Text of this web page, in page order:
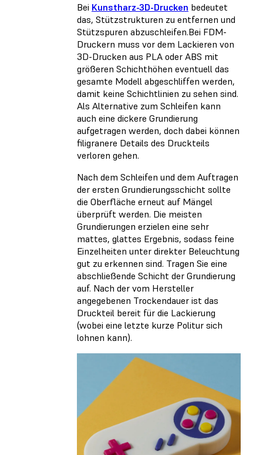
Bei Kunstharz-3D-Drucken bedeutet
das, Stützstrukturen zu entfernen und
Stützspuren abzuschleifen.Bei FDM-
Druckern muss vor dem Lackieren von
3D-Drucken aus PLA oder ABS mit
größeren Schichthöhen eventuell das
gesamte Modell abgeschliffen werden,
damit keine Schichtlinien zu sehen sind.
Als Alternative zum Schleifen kann
auch eine dickere Grundierung
aufgetragen werden, doch dabei können
filigranere Details des Druckteils
verloren gehen.
Nach dem Schleifen und dem Auftragen
der ersten Grundierungsschicht sollte
die Oberfläche erneut auf Mängel
überprüft werden. Die meisten
Grundierungen erzielen eine sehr
mattes, glattes Ergebnis, sodass feine
Einzelheiten unter direkter Beleuchtung
gut zu erkennen sind. Tragen Sie eine
abschließende Schicht der Grundierung
auf. Nach der vom Hersteller
angegebenen Trockendauer ist das
Druckteil bereit für die Lackierung
(wobei eine letzte kurze Politur sich
lohnen kann).